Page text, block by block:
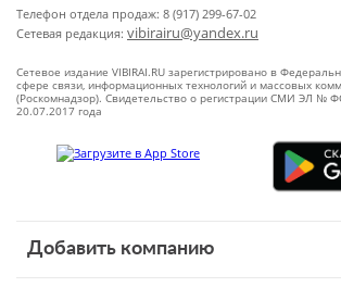
Телефон отдела продаж: 8 (917) 299-67-02
Сетевая редакция: vibirairu@yandex.ru
Сетевое издание VIBIRAI.RU зарегистрировано в
сфере связи, информационных технологий и массовых
(Роскомнадзор). Свидетельство о регистрации СМИ ЭЛ №
20.07.2017 года
Добавить компанию